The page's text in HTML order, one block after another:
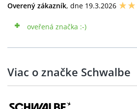
Overený zákazník, dne 19.3.2026
oveřená značka :-)
Viac o značke Schwalbe